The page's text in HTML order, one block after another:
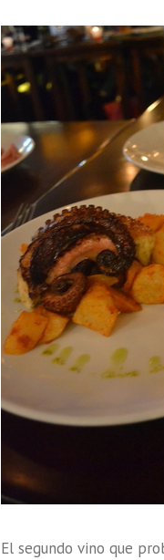
El segundo vino que